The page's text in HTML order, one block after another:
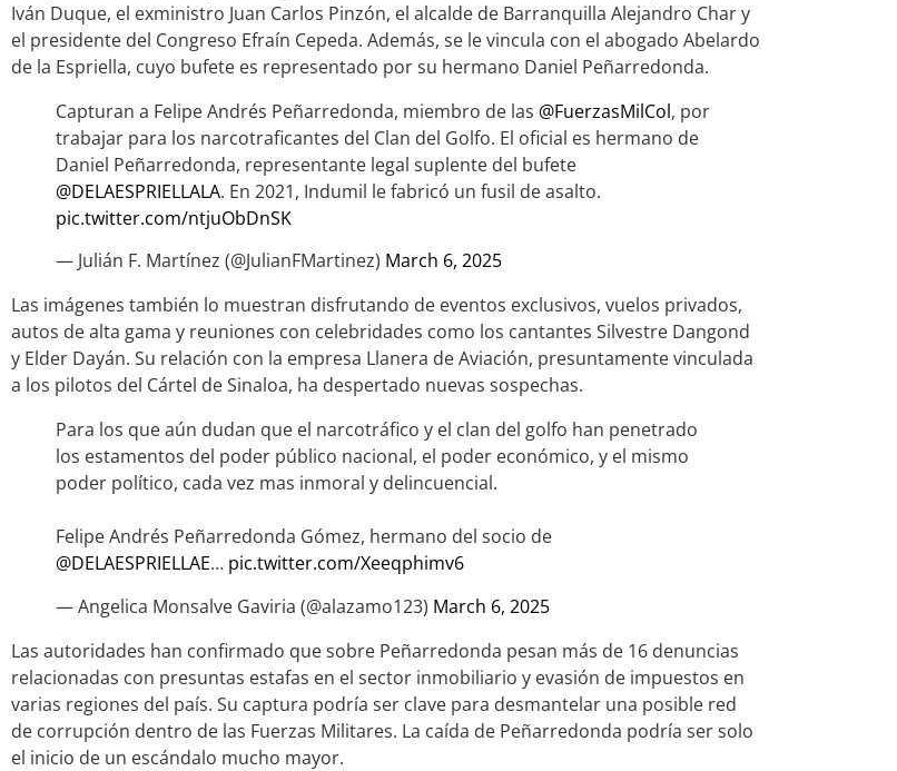
Iván Duque, el exministro Juan Carlos Pinzón, el alcalde de Barranquilla Alejandro Char y
el presidente del Congreso Efraín Cepeda. Además, se le vincula con el abogado Abelardo
de la Espriella, cuyo bufete es representado por su hermano Daniel Peñarredonda.
Capturan a Felipe Andrés Peñarredonda, miembro de las @FuerzasMilCol, por
trabajar para los narcotraficantes del Clan del Golfo. El oficial es hermano de
Daniel Peñarredonda, representante legal suplente del bufete
@DELAESPRIELLALA. En 2021, Indumil le fabricó un fusil de asalto.
pic.twitter.com/ntjuObDnSK
— Julián F. Martínez (@JulianFMartinez) March 6, 2025
Las imágenes también lo muestran disfrutando de eventos exclusivos, vuelos privados,
autos de alta gama y reuniones con celebridades como los cantantes Silvestre Dangond
y Elder Dayán. Su relación con la empresa Llanera de Aviación, presuntamente vinculada
a los pilotos del Cártel de Sinaloa, ha despertado nuevas sospechas.
Para los que aún dudan que el narcotráfico y el clan del golfo han penetrado
los estamentos del poder público nacional, el poder económico, y el mismo
poder político, cada vez mas inmoral y delincuencial.
Felipe Andrés Peñarredonda Gómez, hermano del socio de
@DELAESPRIELLAE… pic.twitter.com/Xeeqphimv6
— Angelica Monsalve Gaviria (@alazamo123) March 6, 2025
Las autoridades han confirmado que sobre Peñarredonda pesan más de 16 denuncias
relacionadas con presuntas estafas en el sector inmobiliario y evasión de impuestos en
varias regiones del país. Su captura podría ser clave para desmantelar una posible red
de corrupción dentro de las Fuerzas Militares. La caída de Peñarredonda podría ser solo
el inicio de un escándalo mucho mayor.